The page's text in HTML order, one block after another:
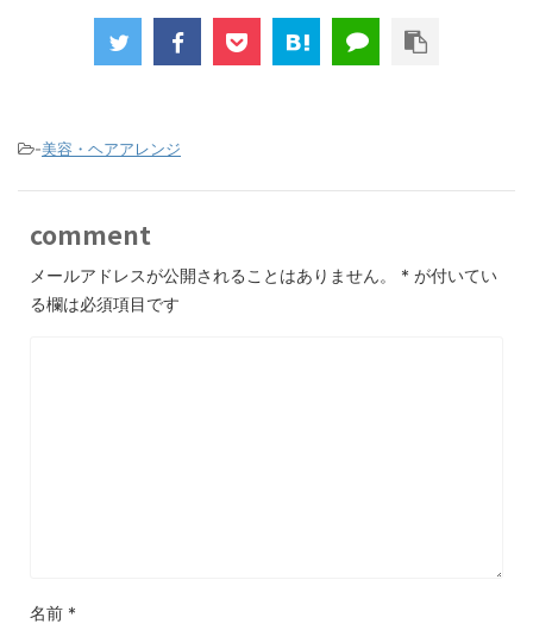
-美容・ヘアアレンジ
comment
メールアドレスが公開されることはありません。 * が付いてい
る欄は必須項目です
名前 *